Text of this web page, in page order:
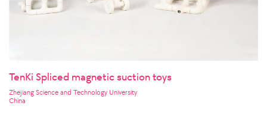
TenKi Spliced magnetic suction toys
Zhejiang Science and Technology University
China